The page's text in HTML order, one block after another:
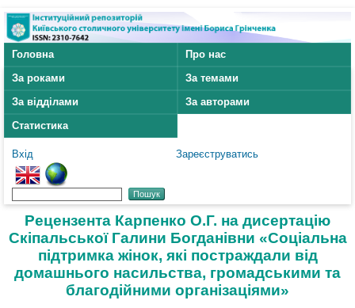
Головна
Про нас
За роками
За темами
За відділами
За авторами
Статистика
Вхід Зареєструватись
Рецензента Карпенко О.Г. на дисертацію
Скіпальської Галини Богданівни «Соціальна
підтримка жінок, які постраждали від
домашнього насильства, громадськими та
благодійними організаціями»